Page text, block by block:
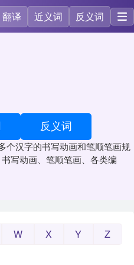
翻译 近义词 反义词
反义词
个汉字的书写动画和笔顺笔画规
写动画、笔顺笔画、各类编
W X Y Z